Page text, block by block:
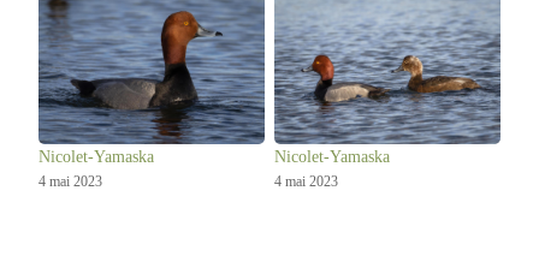
Nicolet-Yamaska
4 mai 2023
Nicolet-Yamaska
4 mai 2023